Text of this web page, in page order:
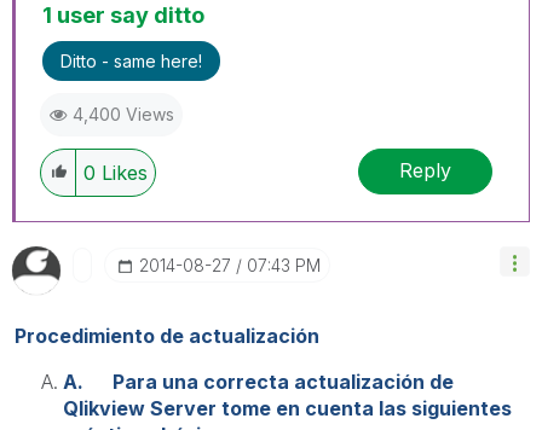
1 user say ditto
Ditto - same here!
4,400 Views
0 Likes Reply
‎2014-08-27 07:43 PM
Procedimiento de actualización
A. Para una correcta actualización de
Qlikview Server tome en cuenta las siguientes